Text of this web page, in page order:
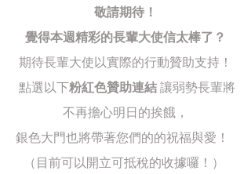
敬請期待！
覺得本週精彩的長輩大使信太棒了？
期待長輩大使以實際的行動贊助支持！
點選以下粉紅色贊助連結 讓弱勢長輩將
不再擔心明日的挨餓，
銀色大門也將帶著您們的的祝福與愛！
（目前可以開立可抵稅的收據囉！）